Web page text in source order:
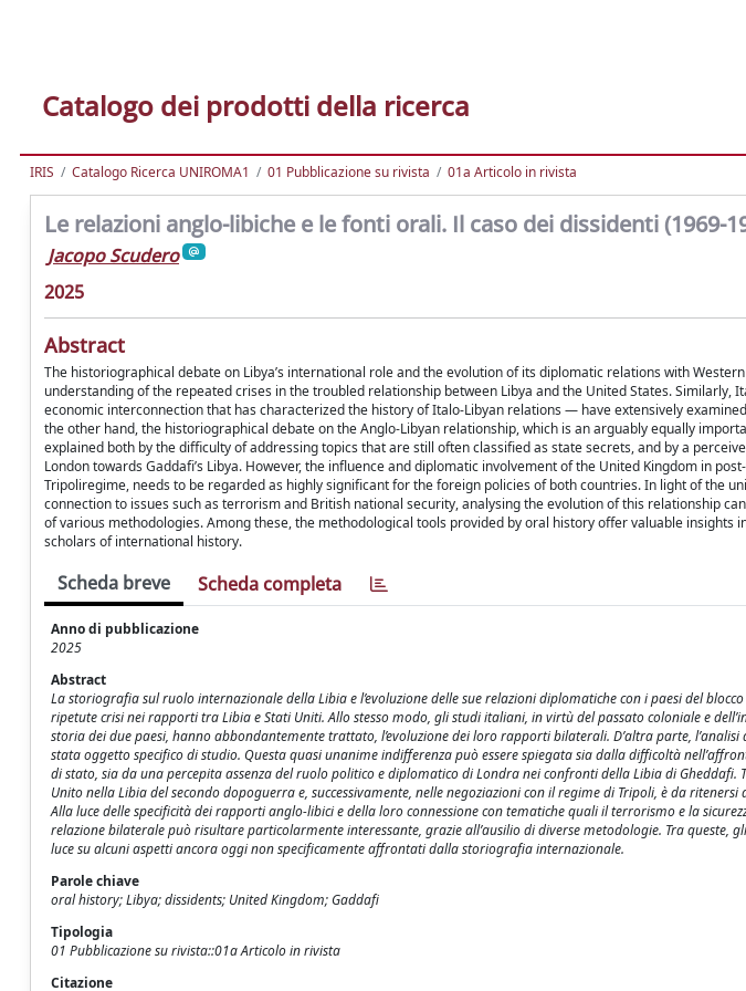
Catalogo dei prodotti della ricerca
IRIS Catalogo Ricerca UNIROMA1 01 Pubblicazione su rivista 01a Articolo in rivista
Le relazioni anglo-libiche e le fonti orali. Il caso dei dissidenti (1969-
Jacopo Scudero
2025
Abstract
The historiographical debate on Libya’s international role and the evolution of its diplomatic relations with
understanding of the repeated crises in the troubled relationship between Libya and the United States. Similarly,
economic interconnection that has characterized the history of Italo-Libyan relations — have extensively
the other hand, the historiographical debate on the Anglo-Libyan relationship, which is an arguably equally
explained both by the difficulty of addressing topics that are still often classified as state secrets, and by a
London towards Gaddafi’s Libya. However, the influence and diplomatic involvement of the United Kingdom in
Tripoliregime, needs to be regarded as highly significant for the foreign policies of both countries. In light of the
connection to issues such as terrorism and British national security, analysing the evolution of this relationship
of various methodologies. Among these, the methodological tools provided by oral history offer valuable insights
scholars of international history.
Scheda breve Scheda completa
Anno di pubblicazione
2025
Abstract
La storiografia sul ruolo internazionale della Libia e l’evoluzione delle sue relazioni diplomatiche con i paesi del
ripetute crisi nei rapporti tra Libia e Stati Uniti. Allo stesso modo, gli studi italiani, in virtù del passato coloniale e
storia dei due paesi, hanno abbondantemente trattato, l’evoluzione dei loro rapporti bilaterali. D’altra parte,
stata oggetto specifico di studio. Questa quasi unanime indifferenza può essere spiegata sia dalla difficoltà
di stato, sia da una percepita assenza del ruolo politico e diplomatico di Londra nei confronti della Libia di Gheddafi.
Unito nella Libia del secondo dopoguerra e, successivamente, nelle negoziazioni con il regime di Tripoli, è da
Alla luce delle specificità dei rapporti anglo-libici e della loro connessione con tematiche quali il terrorismo e la
relazione bilaterale può risultare particolarmente interessante, grazie all’ausilio di diverse metodologie. Tra
luce su alcuni aspetti ancora oggi non specificamente affrontati dalla storiografia internazionale.
Parole chiave
oral history; Libya; dissidents; United Kingdom; Gaddafi
Tipologia
01 Pubblicazione su rivista::01a Articolo in rivista
Citazione